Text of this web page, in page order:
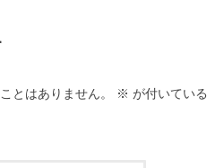
とはありません。 ※ が付いている